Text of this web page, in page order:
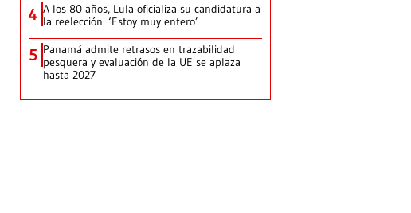
4 A los 80 años, Lula oficializa su candidatura a
la reelección: ‘Estoy muy entero’
5 Panamá admite retrasos en trazabilidad
pesquera y evaluación de la UE se aplaza
hasta 2027